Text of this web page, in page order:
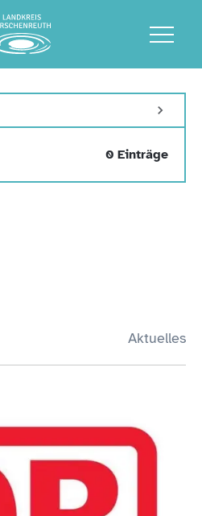
Aktuelles
0 Einträge